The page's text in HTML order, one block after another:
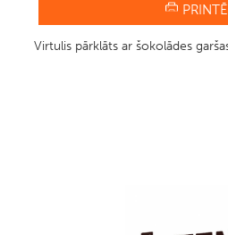
Virtulis pārklāts ar šokolādes